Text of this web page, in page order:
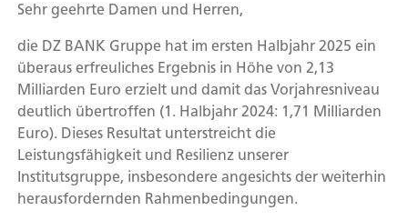
Sehr geehrte Damen und Herren,
die DZ BANK Gruppe hat im ersten Halbjahr 2025 ein
überaus erfreuliches Ergebnis in Höhe von 2,13
Milliarden Euro erzielt und damit das Vorjahresniveau
deutlich übertroffen (1. Halbjahr 2024: 1,71 Milliarden
Euro). Dieses Resultat unterstreicht die
Leistungsfähigkeit und Resilienz unserer
Institutsgruppe, insbesondere angesichts der weiterhin
herausfordernden Rahmenbedingungen.